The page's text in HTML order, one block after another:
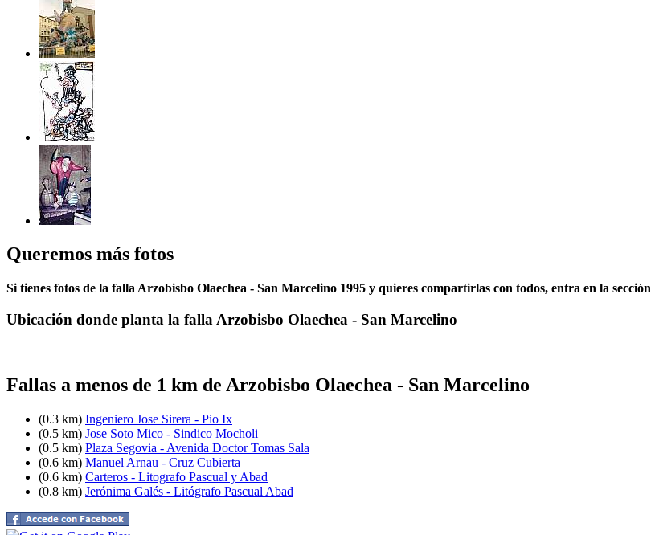
Queremos más fotos
Si tienes fotos de la falla Arzobisbo Olaechea - San Marcelino 1995 y quieres compartirlas con todos, entra en la sección
Ubicación donde planta la falla Arzobisbo Olaechea - San Marcelino
Fallas a menos de 1 km de Arzobisbo Olaechea - San Marcelino
(0.3 km) Ingeniero Jose Sirera - Pio Ix
(0.5 km) Jose Soto Mico - Sindico Mocholi
(0.5 km) Plaza Segovia - Avenida Doctor Tomas Sala
(0.6 km) Manuel Arnau - Cruz Cubierta
(0.6 km) Carteros - Litografo Pascual y Abad
(0.8 km) Jerónima Galés - Litógrafo Pascual Abad